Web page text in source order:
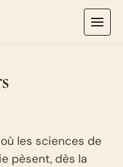
les sciences de
pèsent, dès la